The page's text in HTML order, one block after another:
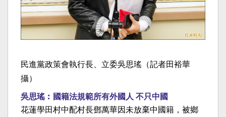
民進黨政策會執行長、立委吳思瑤（記者田裕華
攝）
吳思瑤︰國籍法規範所有外國人 不只中國
花蓮學田村中配村長鄧萬華因未放棄中國籍，被鄉